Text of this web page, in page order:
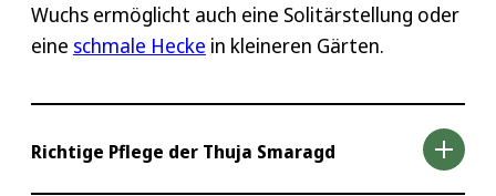
Wuchs ermöglicht auch eine Solitärstellung oder
eine schmale Hecke in kleineren Gärten.
Richtige Pflege der Thuja Smaragd